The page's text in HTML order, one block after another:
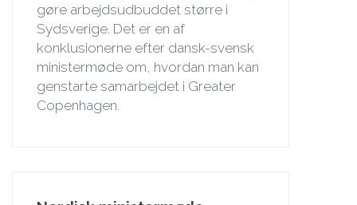
gøre arbejdsudbuddet større i
Sydsverige. Det er en af
konklusionerne efter dansk-svensk
ministermøde om, hvordan man kan
genstarte samarbejdet i Greater
Copenhagen.